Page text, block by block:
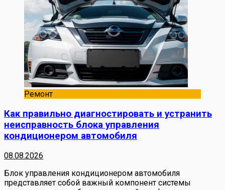
Ремонт
Как правильно диагностировать и устранить
неисправность блока управления
кондиционером автомобиля
08.08.2026
Блок управления кондиционером автомобиля
представляет собой важный компонент системы